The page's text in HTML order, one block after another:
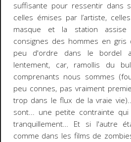
suffisante pour ressentir dans
celles émises par l’artiste,
masque et la station
consignes des hommes en
peu d'ordre dans le bordel
lentement, car, ramollis du
comprenants nous sommes
peu connes, pas vraiment
trop dans le flux de la vraie
sont... une petite contrainte
tranquillement… Et si l'autre
comme dans les films de